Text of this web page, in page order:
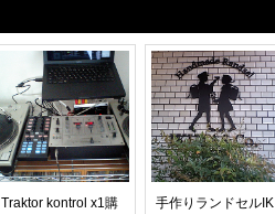
Traktor kontrol x1購
手作りランドセルIK